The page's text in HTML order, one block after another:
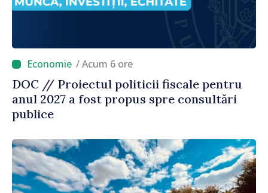
/ Acum 6 ore
DOC // Proiectul politicii fiscale pentru
anul 2027 a fost propus spre consultări
publice